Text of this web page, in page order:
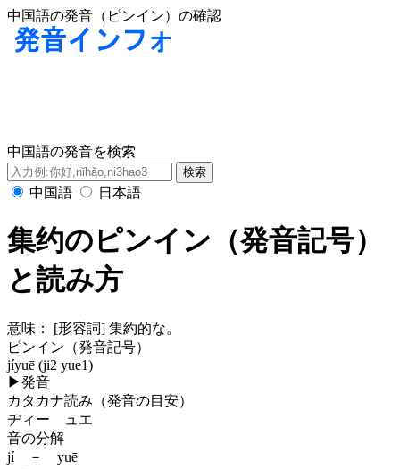
中国語の発音（ピンイン）の確認
中国語の発音を検索
中国語 日本語
集约のピンイン（発音記号）
と読み方
意味：
[形容詞] 集約的な。
ピンイン（発音記号）
jíyuē (ji2 yue1)
▶発音
カタカナ読み（発音の目安）
ヂィー ュエ
音の分解
jí － yuē